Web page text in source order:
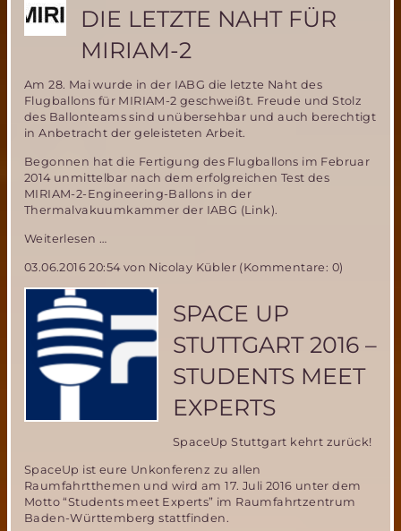
auf
der
ILA
DIE LETZTE NAHT FÜR
MIRIAM-2
Am 28. Mai wurde in der IABG die letzte Naht des
Flugballons für MIRIAM-2 geschweißt. Freude und Stolz
des Ballonteams sind unübersehbar und auch berechtigt
in Anbetracht der geleisteten Arbeit.
Begonnen hat die Fertigung des Flugballons im Februar
2014 unmittelbar nach dem erfolgreichen Test des
MIRIAM-2-Engineering-Ballons in der
Thermalvakuumkammer der IABG (Link).
Weiterlesen …
Naht
für
2
03.06.2016 20:54von Nicolay Kübler (Kommentare: 0)
SPACE UP
STUTTGART 2016 –
STUDENTS MEET
EXPERTS
SpaceUp Stuttgart kehrt zurück!
SpaceUp ist eure Unkonferenz zu allen
Raumfahrtthemen und wird am 17. Juli 2016 unter dem
Motto “Students meet Experts” im Raumfahrtzentrum
Baden-Württemberg stattfinden.